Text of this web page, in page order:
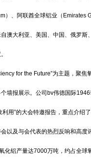
）、阿联酋全球铝业（
澳大利亚、美国、中国、俄罗
for the Future”为主题，聚
墙报展示。公司bv伟德国际
用”的大会特邀报告，重点介绍
以及与会代表的热烈反响和高度
化铝产量达7000万吨，约占全